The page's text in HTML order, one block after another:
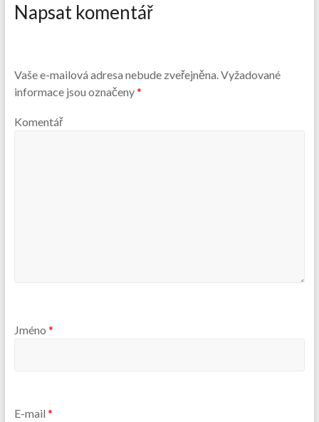
Napsat komentář
Vaše e-mailová adresa nebude zveřejněna.Vyžadované
informace jsou označeny*
Komentář
Jméno *
E-mail *